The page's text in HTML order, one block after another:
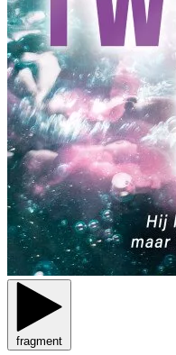
fragment